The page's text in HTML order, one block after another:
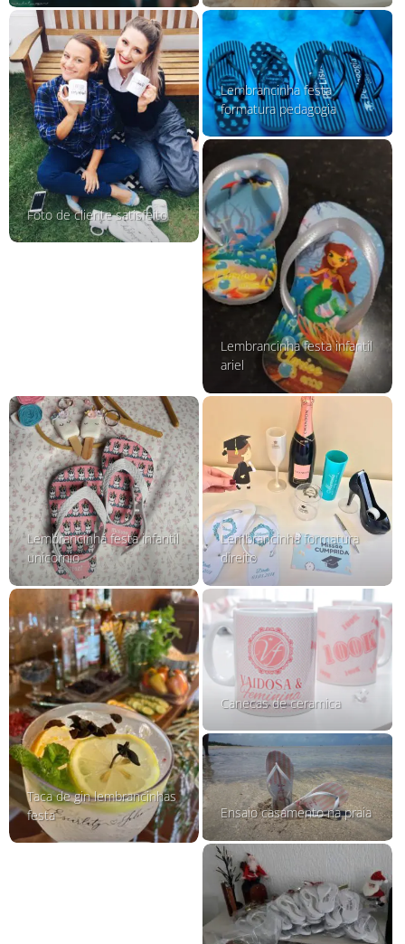
Foto de cliente satisfeito
Lembrancinha festa
formatura pedagogia
Lembrancinha festa infantil
ariel
Lembrancinha festa infantil
unicornio
Lembrancinha formatura
direito
Taca de gin lembrancinhas
festa
Canecas de ceramica
Ensaio casamento na praia